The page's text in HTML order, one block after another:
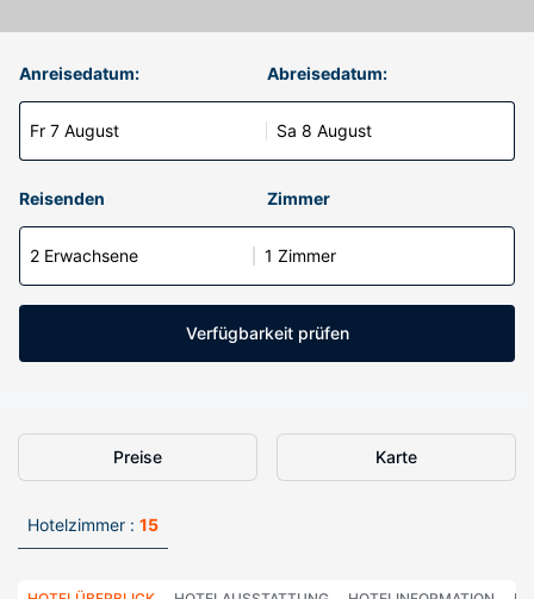
Anreisedatum:
Fr 7 August
Abreisedatum:
Sa 8 August
Reisenden Zimmer
2 Erwachsene 1 Zimmer
Verfügbarkeit prüfen
Preise Karte
Hotelzimmer : 15